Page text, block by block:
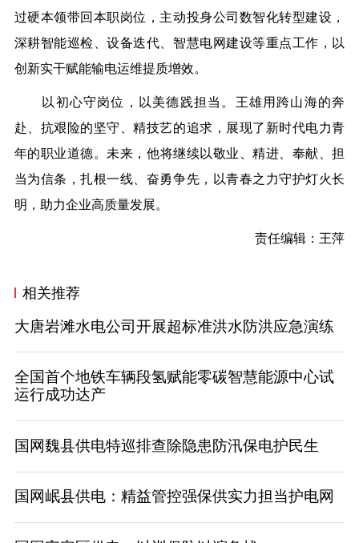
过硬本领带回本职岗位，主动投身公司数智化转型建设，
深耕智能巡检、设备迭代、智慧电网建设等重点工作，以
创新实干赋能输电运维提质增效。
以初心守岗位，以美德践担当。王雄用跨山海的奔
赴、抗艰险的坚守、精技艺的追求，展现了新时代电力青
年的职业道德。未来，他将继续以敬业、精进、奉献、担
当为信条，扎根一线、奋勇争先，以青春之力守护灯火长
明，助力企业高质量发展。
责任编辑：王萍
相关推荐
大唐岩滩水电公司开展超标准洪水防洪应急演练
全国首个地铁车辆段氢赋能零碳智慧能源中心试
运行成功达产
国网魏县供电特巡排查除隐患防汛保电护民生
国网岷县供电：精益管控强保供实力担当护电网